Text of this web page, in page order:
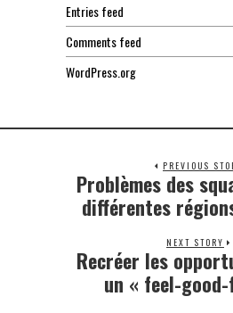
Entries feed
Comments feed
WordPress.org
PREVIOUS
post:
Problèmes des
différentes
NEXT STORY
Next
post:
Recréer les
un « feel-